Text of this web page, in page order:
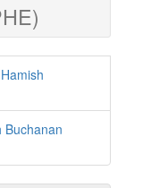
Hamish
Buchanan